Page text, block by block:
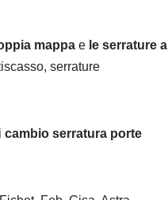
mappa e le serrature a
serrature
cambio serratura porte